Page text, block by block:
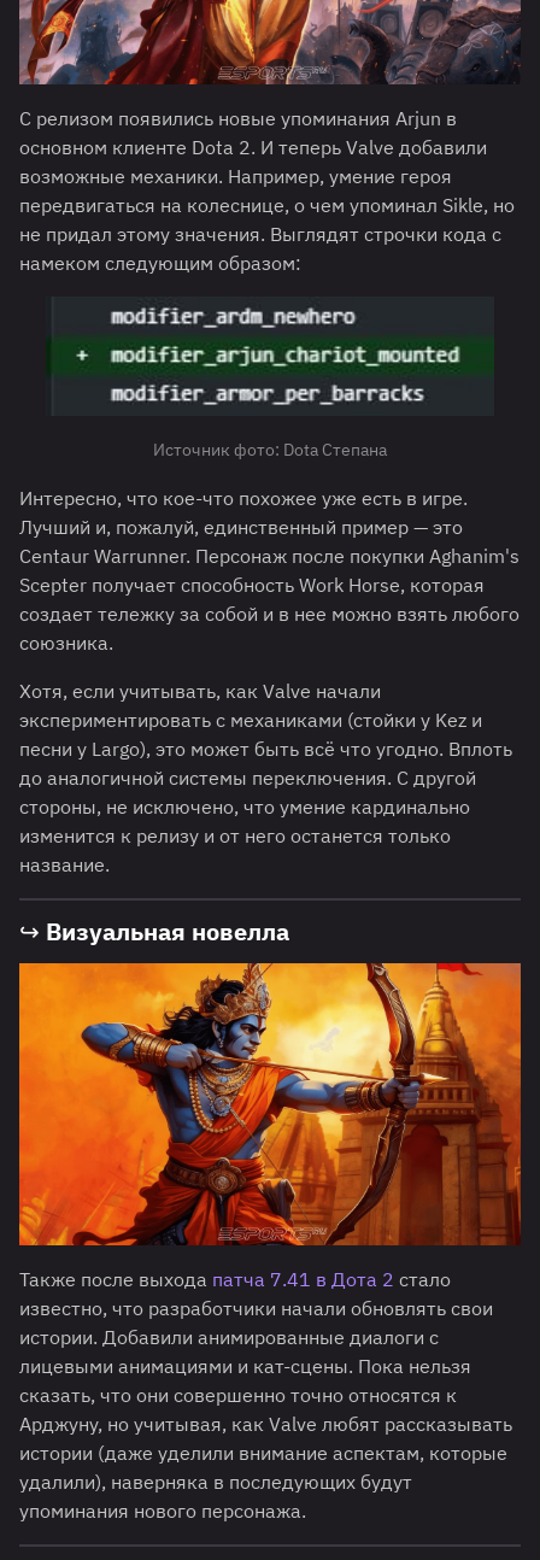
С релизом появились новые упоминания Arjun в
основном клиенте Dota 2. И теперь Valve добавили
возможные механики. Например, умение героя
передвигаться на колеснице, о чем упоминал Sikle, но
не придал этому значения. Выглядят строчки кода с
намеком следующим образом:
Источник фото: Dota Степана
Интересно, что кое-что похожее уже есть в игре.
Лучший и, пожалуй, единственный пример — это
Centaur Warrunner. Персонаж после покупки Aghanim's
Scepter получает способность Work Horse, которая
создает тележку за собой и в нее можно взять любого
союзника.
Хотя, если учитывать, как Valve начали
экспериментировать с механиками (стойки у Kez и
песни у Largo), это может быть всё что угодно. Вплоть
до аналогичной системы переключения. С другой
стороны, не исключено, что умение кардинально
изменится к релизу и от него останется только
название.
↪ Визуальная новелла
Также после выхода патча 7.41 в Дота 2 стало
известно, что разработчики начали обновлять свои
истории. Добавили анимированные диалоги с
лицевыми анимациями и кат-сцены. Пока нельзя
сказать, что они совершенно точно относятся к
Арджуну, но учитывая, как Valve любят рассказывать
истории (даже уделили внимание аспектам, которые
удалили), наверняка в последующих будут
упоминания нового персонажа.